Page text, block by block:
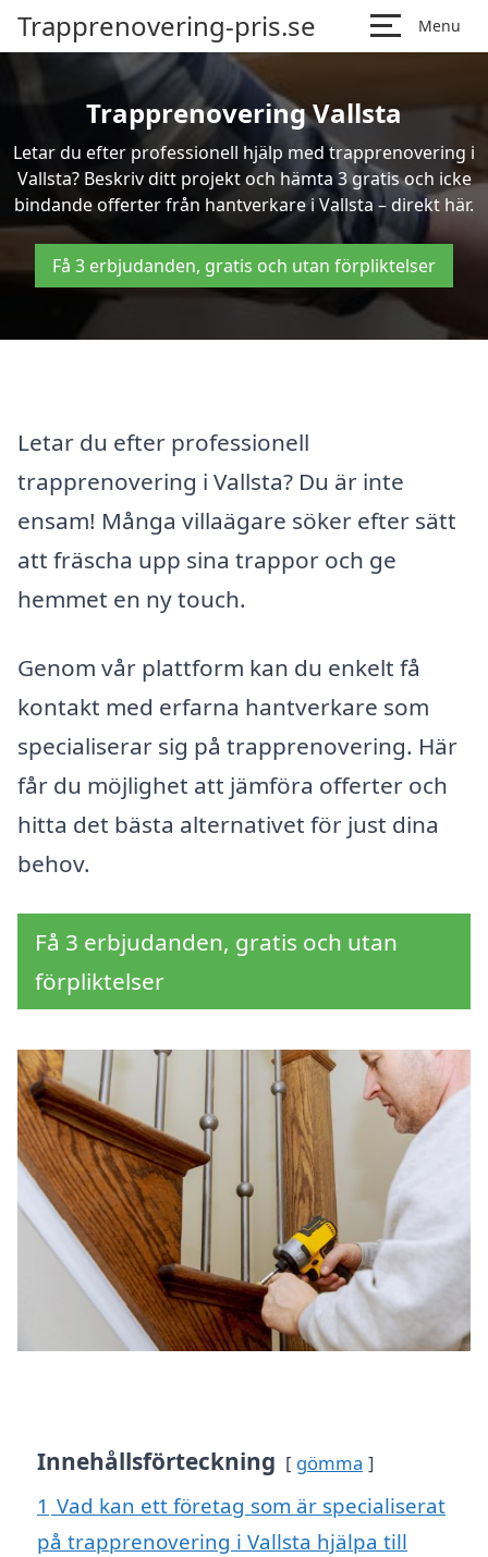
Trapprenovering-pris.se Menu
Trapprenovering Vallsta
Letar du efter professionell hjälp med trapprenovering i
Vallsta? Beskriv ditt projekt och hämta 3 gratis och icke
bindande offerter från hantverkare i Vallsta – direkt här.
Få 3 erbjudanden, gratis och utan förpliktelser
Letar du efter professionell
trapprenovering i Vallsta? Du är inte
ensam! Många villaägare söker efter sätt
att fräscha upp sina trappor och ge
hemmet en ny touch.
Genom vår plattform kan du enkelt få
kontakt med erfarna hantverkare som
specialiserar sig på trapprenovering. Här
får du möjlighet att jämföra offerter och
hitta det bästa alternativet för just dina
behov.
Få 3 erbjudanden, gratis och utan
förpliktelser
Innehållsförteckning gömma
1 Vad kan ett företag som är specialiserat
på trapprenovering i Vallsta hjälpa till